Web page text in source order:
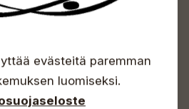
evästeitä paremman
luomiseksi.